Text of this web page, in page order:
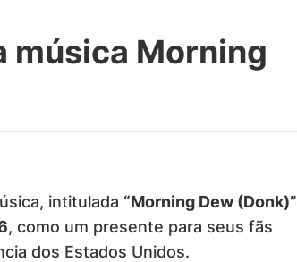
música Morning
intitulada “Morning Dew (Donk)”
, como um presente para seus fãs
dos Estados Unidos.